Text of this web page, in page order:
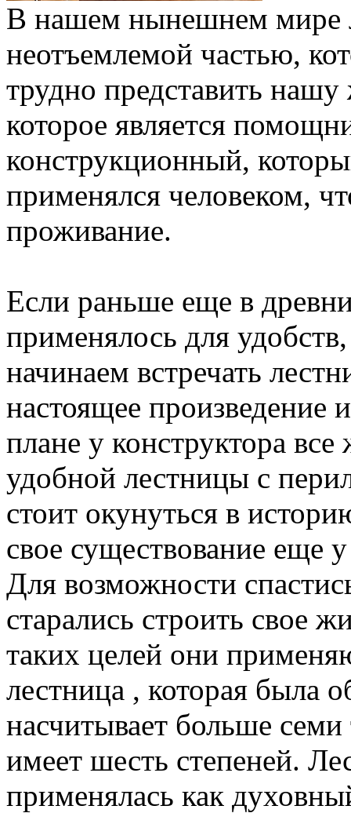
В нашем нынешнем мире
неотъемлемой частью,
трудно представить
которое является
конструкционный,
применялся человеком,
проживание.
Если раньше еще в
применялось для
начинаем встречать
настоящее произведение
плане у конструктора
удобной лестницы с
стоит окунуться в
свое существование еще
Для возможности
старались строить свое
таких целей они
лестница , которая была
насчитывает больше
имеет шесть степеней.
применялась как